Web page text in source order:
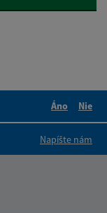
Áno
Nie
Napíšte nám